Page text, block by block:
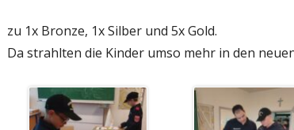
zu 1x Bronze, 1x Silber und 5x Gold.
Da strahlten die Kinder umso mehr in den